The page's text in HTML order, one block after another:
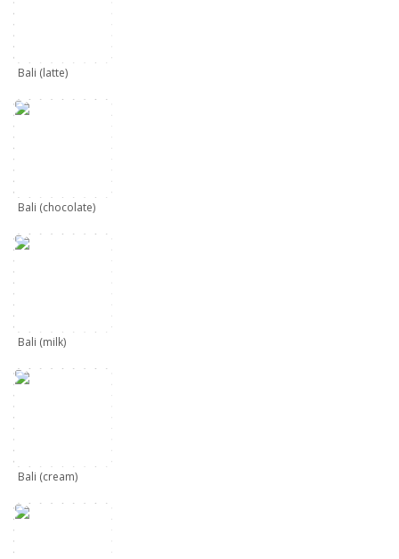
Bali (latte)
Bali (chocolate)
Bali (milk)
Bali (cream)